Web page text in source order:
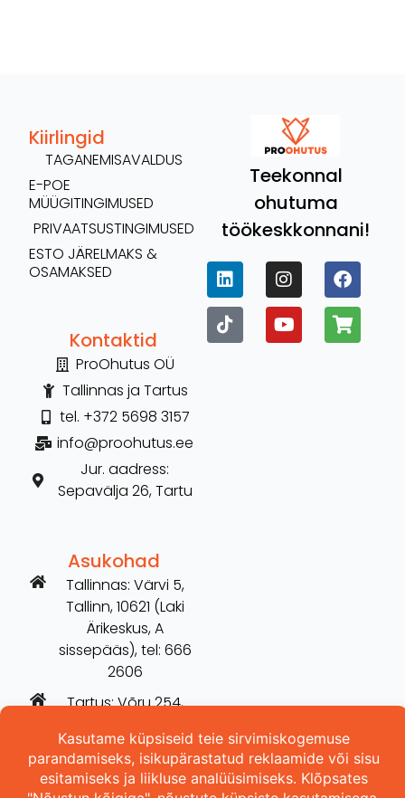
Teekonnal
ohutuma
töökeskkonnani!
Kontaktid
ProOhutus OÜ
Tallinnas ja Tartus
tel. +372 5698 3157
info@proohutus.ee
Jur. aadress:
Sepavälja 26, Tartu
Kiirlingid
TAGANEMISAVALDUS
E-POE
MÜÜGITINGIMUSED
PRIVAATSUSTINGIMUSED
ESTO JÄRELMAKS &
OSAMAKSED
Asukohad
Tallinnas: Värvi 5,
Tallinn, 10621 (Laki
Ärikeskus, A
sissepääs), tel: 666
2606
Tartus: Võru 254,
Hilarise maja), tel:
5698 3157